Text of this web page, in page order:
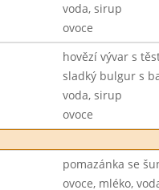
voda, sirup
ovoce
hovězí vývar s
sladký bulgur s
voda, sirup
ovoce
pomazánka se
ovoce, mléko,